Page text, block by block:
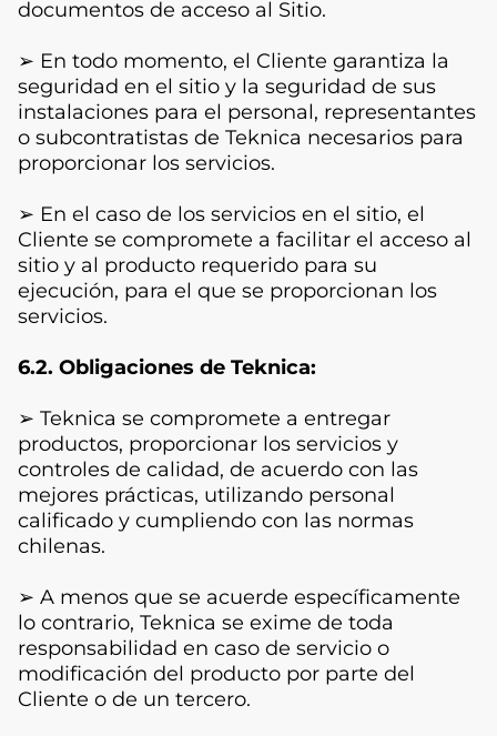
documentos de acceso al Sitio.
➢ En todo momento, el Cliente garantiza la
seguridad en el sitio y la seguridad de sus
instalaciones para el personal, representantes
o subcontratistas de Teknica necesarios para
proporcionar los servicios.
➢ En el caso de los servicios en el sitio, el
Cliente se compromete a facilitar el acceso al
sitio y al producto requerido para su
ejecución, para el que se proporcionan los
servicios.
6.2. Obligaciones de Teknica:
➢ Teknica se compromete a entregar
productos, proporcionar los servicios y
controles de calidad, de acuerdo con las
mejores prácticas, utilizando personal
calificado y cumpliendo con las normas
chilenas.
➢ A menos que se acuerde específicamente
lo contrario, Teknica se exime de toda
responsabilidad en caso de servicio o
modificación del producto por parte del
Cliente o de un tercero.